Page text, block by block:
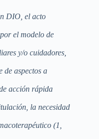
DIO, el acto
el modelo de
y/o cuidadores,
de aspectos a
acción rápida
la necesidad
(1,